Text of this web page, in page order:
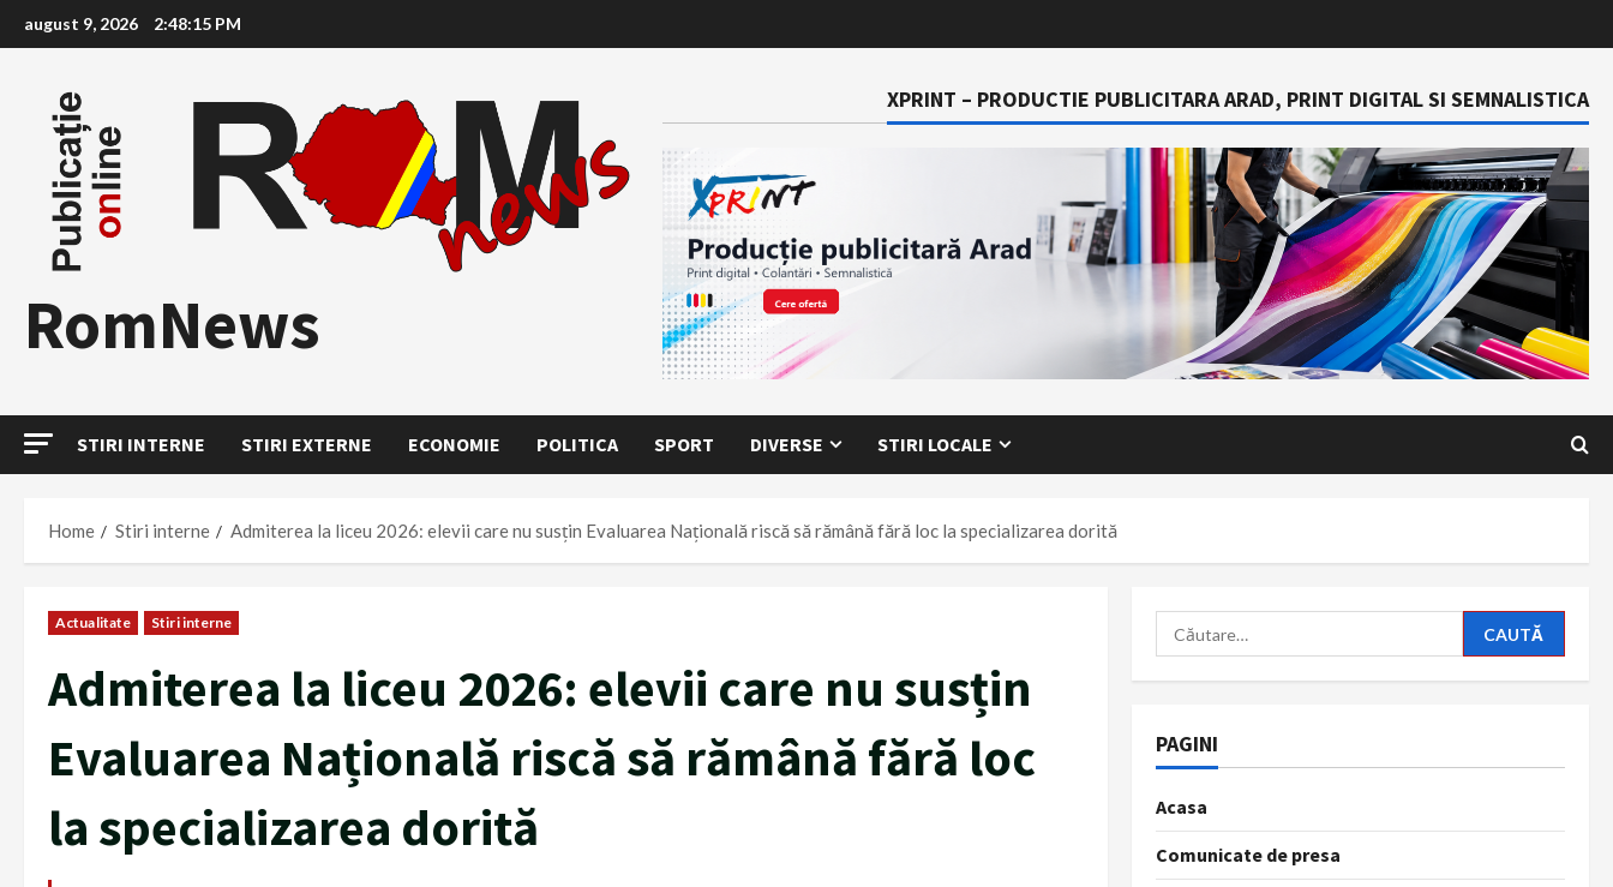
to
august 9, 2026 2:48:16 PM
RomNews
XPRINT – PRODUCTIE PUBLICITARA ARAD, PRINT DIGITAL SI SEMNALISTICA
STIRI INTERNE STIRI EXTERNE ECONOMIE POLITICA SPORT DIVERSE STIRI LOCALE
Home Stiri interne Admiterea la liceu 2026: elevii care nu susțin Evaluarea Națională riscă să rămână fără loc la specializarea dorită
Actualitate Stiri interne
Admiterea la liceu 2026: elevii care nu susțin
Evaluarea Națională riscă să rămână fără loc
la specializarea dorită
Caută
după:
PAGINI
Acasa
Comunicate de presa